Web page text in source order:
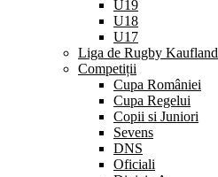
U19
U18
U17
Liga de Rugby Kaufland
Competiții
Cupa României
Cupa Regelui
Copii si Juniori
Sevens
DNS
Oficiali